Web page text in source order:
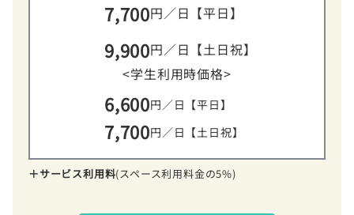
7,700円／日【平日】
9,900円／日【土日祝】
<学生利用時価格>
6,600円／日【平日】
7,700円／日【土日祝】
＋サービス利用料(スペース利用料金の5%)